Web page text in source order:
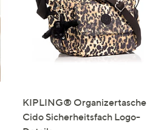
KIPLING® Organizertasche
Cido Sicherheitsfach Logo-